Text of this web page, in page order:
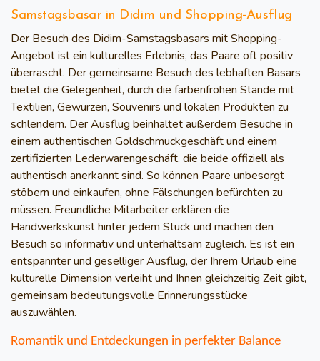
Samstagsbasar in Didim und Shopping-Ausflug
Der Besuch des Didim-Samstagsbasars mit Shopping-
Angebot ist ein kulturelles Erlebnis, das Paare oft positiv
überrascht. Der gemeinsame Besuch des lebhaften Basars
bietet die Gelegenheit, durch die farbenfrohen Stände mit
Textilien, Gewürzen, Souvenirs und lokalen Produkten zu
schlendern. Der Ausflug beinhaltet außerdem Besuche in
einem authentischen Goldschmuckgeschäft und einem
zertifizierten Lederwarengeschäft, die beide offiziell als
authentisch anerkannt sind. So können Paare unbesorgt
stöbern und einkaufen, ohne Fälschungen befürchten zu
müssen. Freundliche Mitarbeiter erklären die
Handwerkskunst hinter jedem Stück und machen den
Besuch so informativ und unterhaltsam zugleich. Es ist ein
entspannter und geselliger Ausflug, der Ihrem Urlaub eine
kulturelle Dimension verleiht und Ihnen gleichzeitig Zeit gibt,
gemeinsam bedeutungsvolle Erinnerungsstücke
auszuwählen.
Romantik und Entdeckungen in perfekter Balance